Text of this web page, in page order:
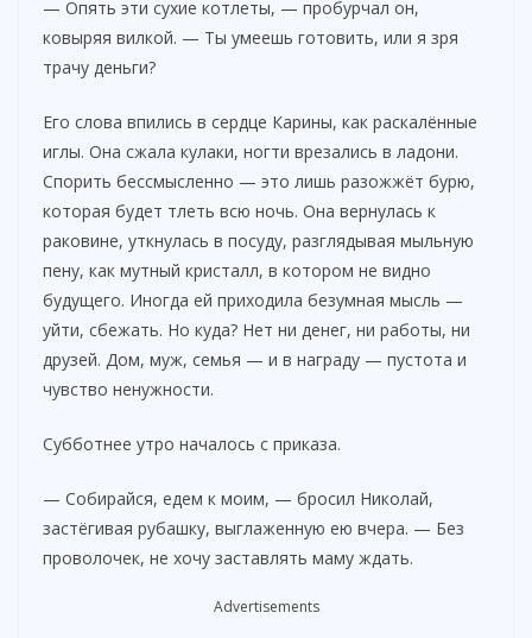
y
V
i
d
e
— Опять эти сухие котлеты, — пробурчал он,
ковыряя вилкой. — Ты умеешь готовить, или я зря
трачу деньги?
Его слова впились в сердце Карины, как раскалённые
иглы. Она сжала кулаки, ногти врезались в ладони.
Спорить бессмысленно — это лишь разожжёт бурю,
которая будет тлеть всю ночь. Она вернулась к
раковине, уткнулась в посуду, разглядывая мыльную
пену, как мутный кристалл, в котором не видно
будущего. Иногда ей приходила безумная мысль —
уйти, сбежать. Но куда? Нет ни денег, ни работы, ни
друзей. Дом, муж, семья — и в награду — пустота и
чувство ненужности.
Субботнее утро началось с приказа.
— Собирайся, едем к моим, — бросил Николай,
застёгивая рубашку, выглаженную ею вчера. — Без
проволочек, не хочу заставлять маму ждать.
Advertisements